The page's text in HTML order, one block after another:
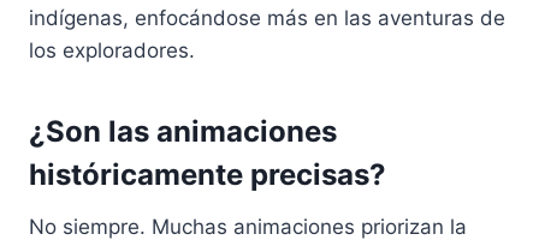
indígenas, enfocándose más en las aventuras de
los exploradores.
¿Son las animaciones
históricamente precisas?
No siempre. Muchas animaciones priorizan la